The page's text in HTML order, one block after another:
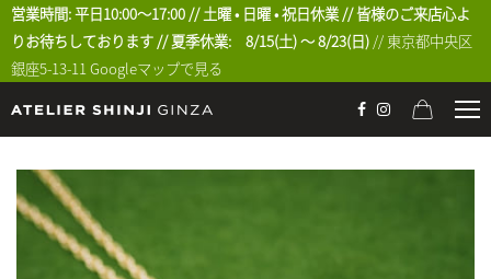
営業時間: 平日10:00〜17:00 // 土曜 • 日曜 • 祝日休業 // 皆様のご来店心よ
りお待ちしております // 夏季休業: 8/15(土) 〜 8/23(日) // 東京都中央区
銀座5-13-11Googleマップで見る